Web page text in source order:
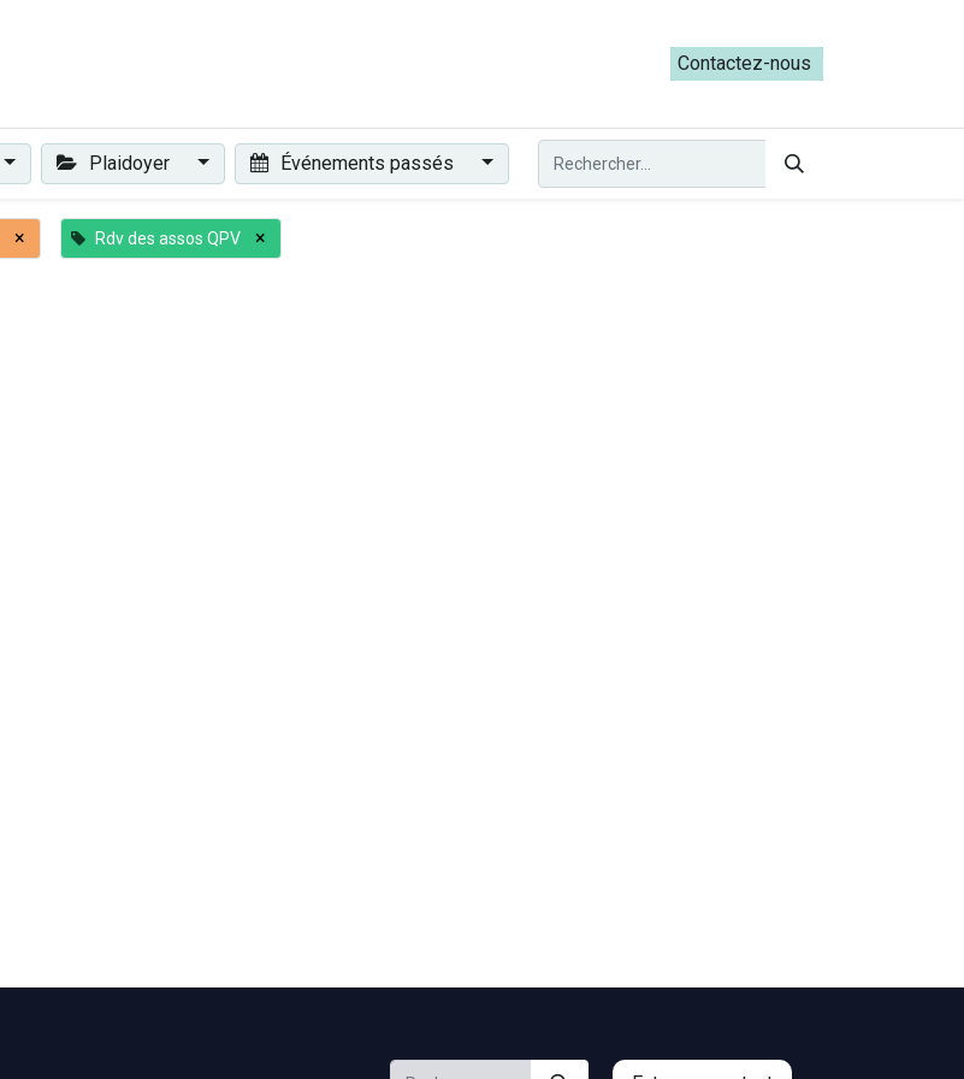
Les ateliers du Parcours ADRESS [mai-juin 2026]
Contactez-nous​​
Plaidoyer Événements passés
× Rdv des assos QPV ×